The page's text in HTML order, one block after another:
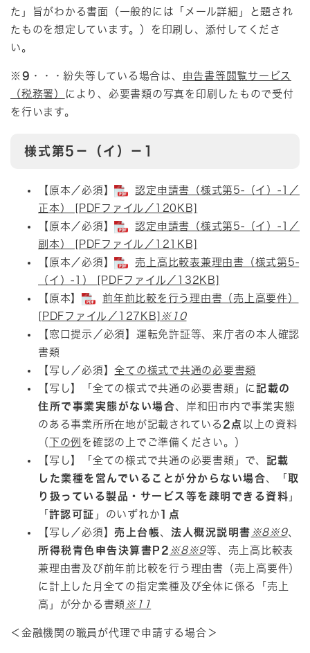
た」旨がわかる書面（一般的には「メール詳細」と題され
たものを想定しています。）を印刷し、添付してくださ
い。
※9 ・・・紛失等している場合は、 申告書等閲覧サービス
（税務署）
により、必要書類の写真を印刷したもので受付
を行います。
様式第5－（イ）－1
【原本／必須】
認定申請書（様式第5-（イ）-1／
正本） [PDFファイル／120KB]
【原本／必須】
認定申請書（様式第5-（イ）-1／
副本） [PDFファイル／121KB]
【原本／必須】​
売上高比較表兼理由書（様式第5-
（イ）-1） [PDFファイル／132KB]
【原本】
前年前比較を行う理由書（売上高要件）
[PDFファイル／127KB]
※10
【窓口提示／必須】運転免許証等、来庁者の本人確認
書類
【写し／必須】全ての様式で共通の必要書類
【写し】「全ての様式で共通の必要書類」に 記載の
住所で事業実態がない場合、岸和田市内で事業実態
のある事業所所在地が記載されている 2点 以上の資料
（
下の例 を確認の上でご準備ください。）
【写し】「全ての様式で共通の必要書類」で、 記載
した業種を営んでいることが分からない場合、「 取
り扱っている製品・サービス等を疎明できる資料 」
「 許認可証 」のいずれか 1点
【写し／必須】 売上台帳、 法人概況説明書 ※8 ※9、
所得税青色申告決算書P2 ※8※9等、売上高比較表
兼理由書及び前年前比較を行う理由書（売上高要件）
に計上した月全ての指定業種及び全体に係る「売上
高」が分かる書類​ ※11
＜金融機関の職員が代理で申請する場合＞